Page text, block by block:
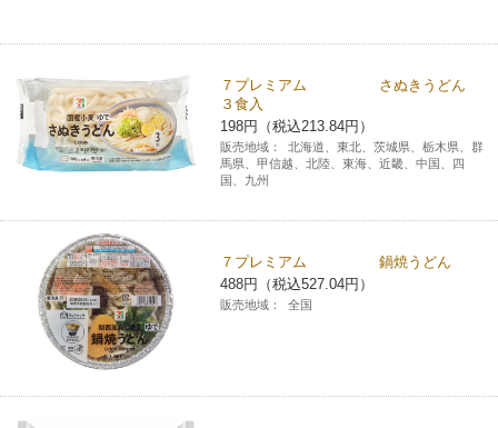
スポーツ振興くじ
行政サービス
保険
学び・教育
レジでApple Accountにチャージ
オンラインフォトサービス
宅配ロッカー（店舗限定）
自転車シェアリング（店舗限定）
モバイルバッテリーシェアリング（店舗限定）
セブン‐イレブンの海外事業
データで見るセブン‐イレブン
セブン‐イレブンの「商品力」
セブン-イレブンの横顔
セブン-イレブンの歴史
サステナビリティレポート
報告書ライブラリー
简体中文(服务)
한국어(서비스)
ภาษาไทย(บริการ)
７プレミアム さぬきうどん
３食入
198円（税込213.84円）
販売地域：
北海道、東北、茨城県、栃木県、群
馬県、甲信越、北陸、東海、近畿、中国、四
国、九州
７プレミアム 鍋焼うどん
488円（税込527.04円）
販売地域： 全国